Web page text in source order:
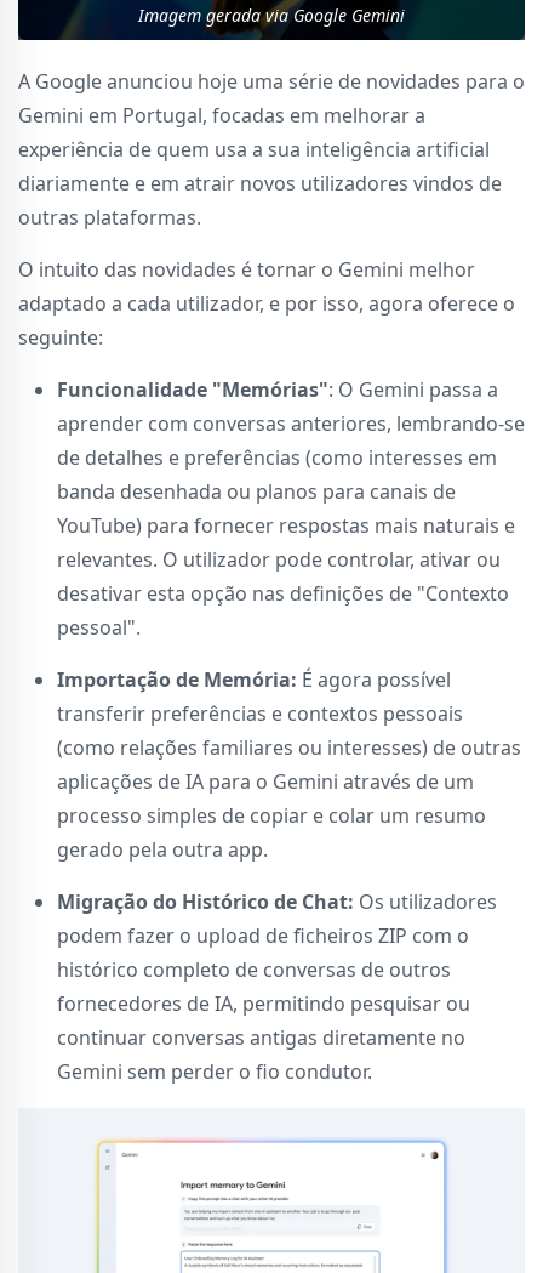
Imagem gerada via Google Gemini
A Google anunciou hoje uma série de novidades para o
Gemini em Portugal, focadas em melhorar a
experiência de quem usa a sua inteligência artificial
diariamente e em atrair novos utilizadores vindos de
outras plataformas.
O intuito das novidades é tornar o Gemini melhor
adaptado a cada utilizador, e por isso, agora oferece o
seguinte:
Funcionalidade "Memórias": O Gemini passa a
aprender com conversas anteriores, lembrando-se
de detalhes e preferências (como interesses em
banda desenhada ou planos para canais de
YouTube) para fornecer respostas mais naturais e
relevantes. O utilizador pode controlar, ativar ou
desativar esta opção nas definições de "Contexto
pessoal".
Importação de Memória: É agora possível
transferir preferências e contextos pessoais
(como relações familiares ou interesses) de outras
aplicações de IA para o Gemini através de um
processo simples de copiar e colar um resumo
gerado pela outra app.
Migração do Histórico de Chat: Os utilizadores
podem fazer o upload de ficheiros ZIP com o
histórico completo de conversas de outros
fornecedores de IA, permitindo pesquisar ou
continuar conversas antigas diretamente no
Gemini sem perder o fio condutor.